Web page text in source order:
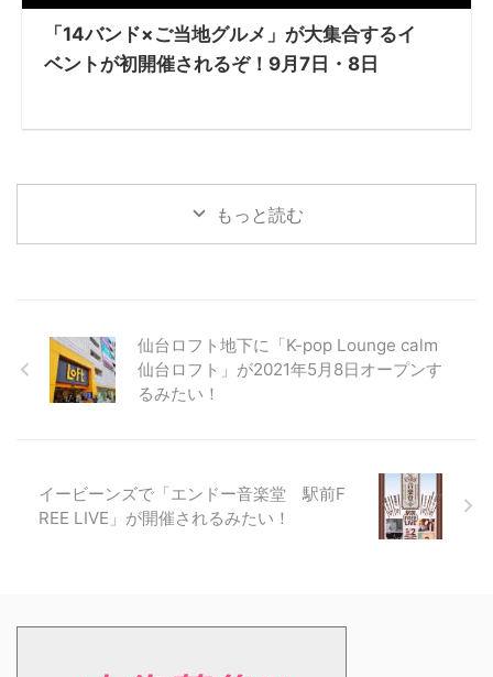
「14バンド×ご当地グルメ」が大集合するイ
ベントが初開催されるぞ！9月7日・8日
もっと読む
仙台ロフト地下に「K-pop Lounge calm
仙台ロフト」が2021年5月8日オープンす
るみたい！
イービーンズで「エンドー音楽堂 駅前F
REE LIVE」が開催されるみたい！